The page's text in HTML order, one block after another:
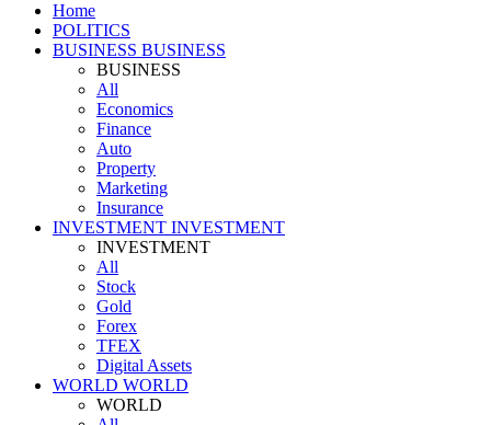
Home
POLITICS
BUSINESS BUSINESS
BUSINESS
All
Economics
Finance
Auto
Property
Marketing
Insurance
INVESTMENT INVESTMENT
INVESTMENT
All
Stock
Gold
Forex
TFEX
Digital Assets
WORLD WORLD
WORLD